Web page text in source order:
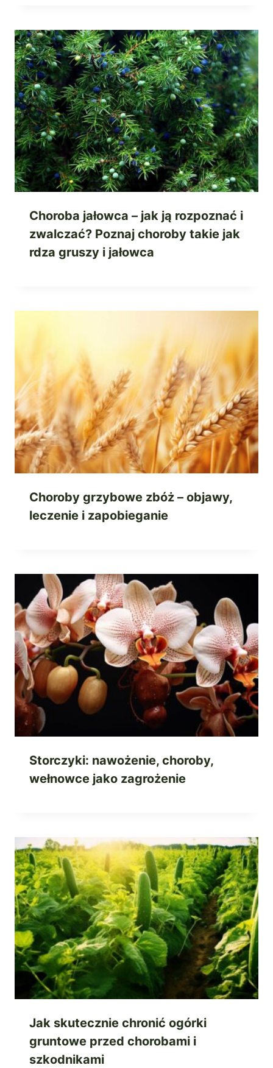
Choroba jałowca – jak ją rozpoznać i
zwalczać? Poznaj choroby takie jak
rdza gruszy i jałowca
Choroby grzybowe zbóż – objawy,
leczenie i zapobieganie
Storczyki: nawożenie, choroby,
wełnowce jako zagrożenie
Jak skutecznie chronić ogórki
gruntowe przed chorobami i
szkodnikami